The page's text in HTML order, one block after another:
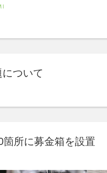
について
箇所に募金箱を設置